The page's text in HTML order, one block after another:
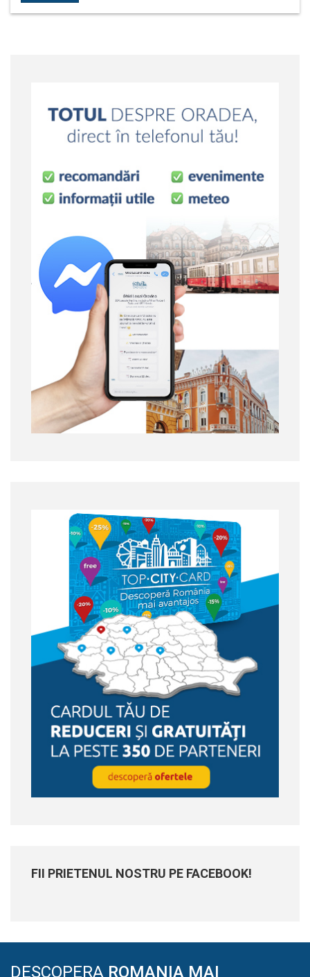
FII PRIETENUL NOSTRU PE FACEBOOK!
DESCOPERA ROMANIA MAI